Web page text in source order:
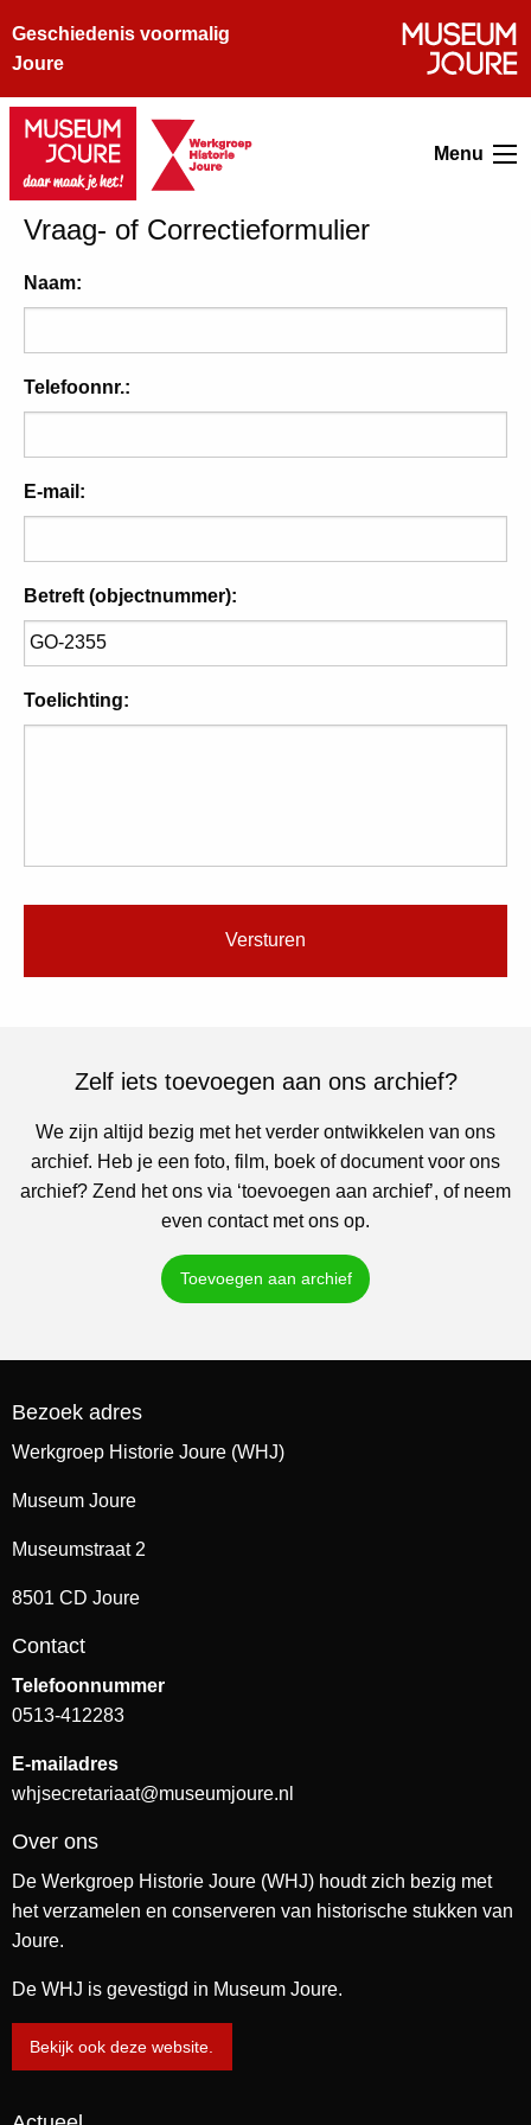
Geschiedenis voormalig
Joure
Menu
Vraag- of Correctieformulier
Naam:
Telefoonnr.:
E-mail:
Betreft (objectnummer):
Toelichting:
Zelf iets toevoegen aan ons archief?
We zijn altijd bezig met het verder ontwikkelen van ons
archief. Heb je een foto, film, boek of document voor ons
archief? Zend het ons via ‘toevoegen aan archief’, of neem
even contact met ons op.
Toevoegen aan archief
Bezoek adres
Werkgroep Historie Joure (WHJ)
Museum Joure
Museumstraat 2
8501 CD Joure
Contact
Telefoonnummer
0513-412283
E-mailadres
whjsecretariaat@museumjoure.nl
Over ons
De Werkgroep Historie Joure (WHJ) houdt zich bezig met
het verzamelen en conserveren van historische stukken van
Joure.
De WHJ is gevestigd in Museum Joure.
Bekijk ook deze website.